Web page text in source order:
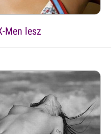
Men lesz